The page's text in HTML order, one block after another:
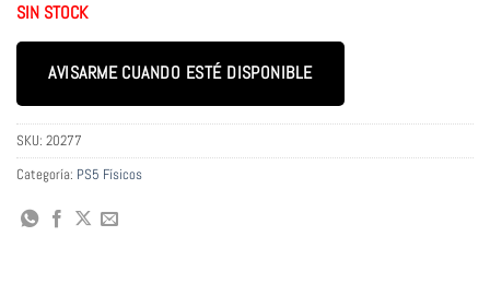
SIN STOCK
AVISARME CUANDO ESTÉ DISPONIBLE
SKU: 20277
Categoría: PS5 Físicos